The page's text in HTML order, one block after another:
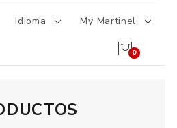
Idioma My Martinel
0